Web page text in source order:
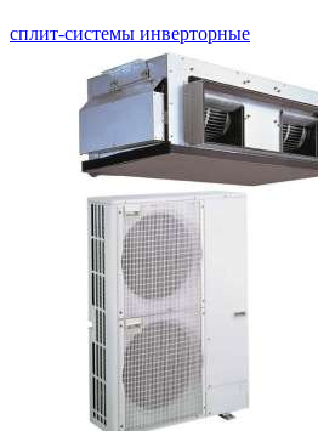
сплит-системы инверторные